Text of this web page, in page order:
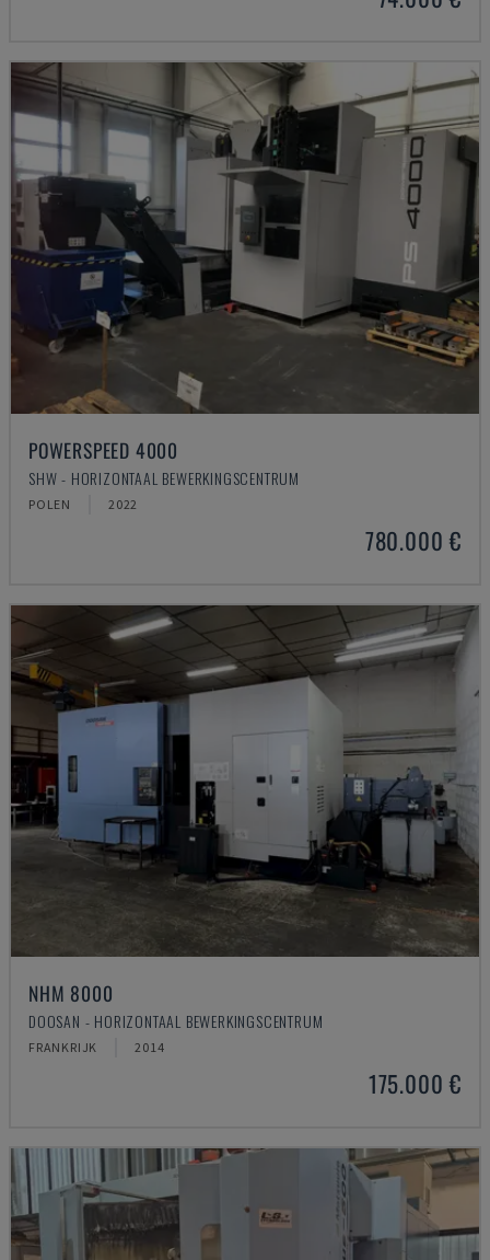
POWERSPEED 4000
SHW - HORIZONTAAL BEWERKINGSCENTRUM
POLEN 2022
780.000 €
NHM 8000
DOOSAN - HORIZONTAAL BEWERKINGSCENTRUM
FRANKRIJK 2014
175.000 €